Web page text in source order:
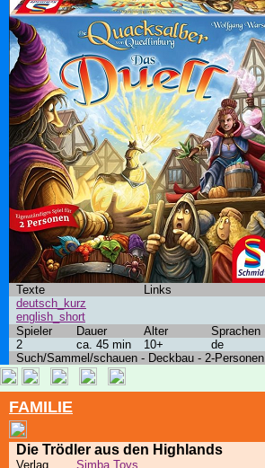
Texte Links
deutsch_kurz
english_short
Spieler
Dauer Alter Sprachen
2
ca. 45 min 10+ de
Such/Sammel/schauen - Deckbau - 2-Personen
FAMILIE
Die Trödler aus den Highlands
Verlag
Simba Toys